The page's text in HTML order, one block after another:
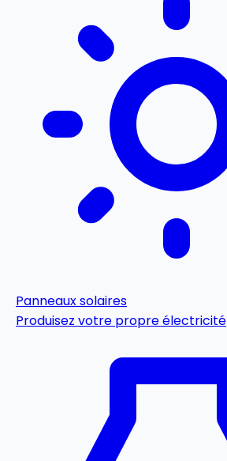
Panneaux solaires
Produisez votre propre électricité